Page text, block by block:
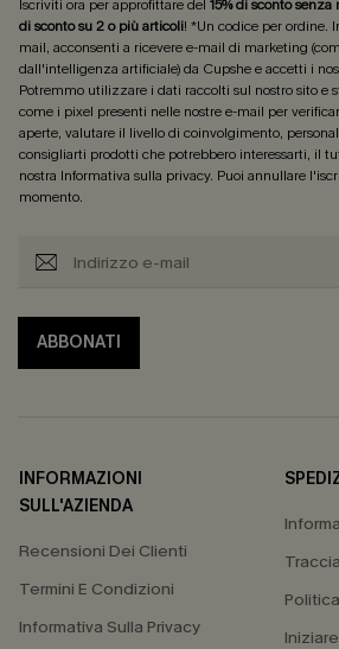
Iscriviti ora per approfittare del 15% di sconto
di sconto su 2 o più articoli! *Un codice per ordine.
mail, acconsenti a ricevere e-mail di marketing
dall'intelligenza artificiale) da Cupshe e accetti i
Potremmo utilizzare i dati raccolti sul nostro sito e
come i pixel presenti nelle nostre e-mail per
aperte, valutare il livello di coinvolgimento,
consigliarti prodotti che potrebbero interessarti, il
nostra Informativa sulla privacy. Puoi annullare
momento.
ABBONATI
INFORMAZIONI
SULL'AZIENDA
Recensioni Dei Clienti
Termini E Condizioni
Informativa Sulla Privacy